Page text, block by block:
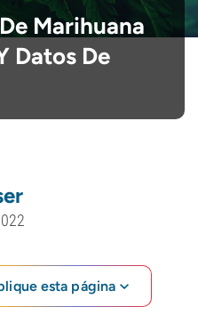
Marihuana
Datos De
esta página